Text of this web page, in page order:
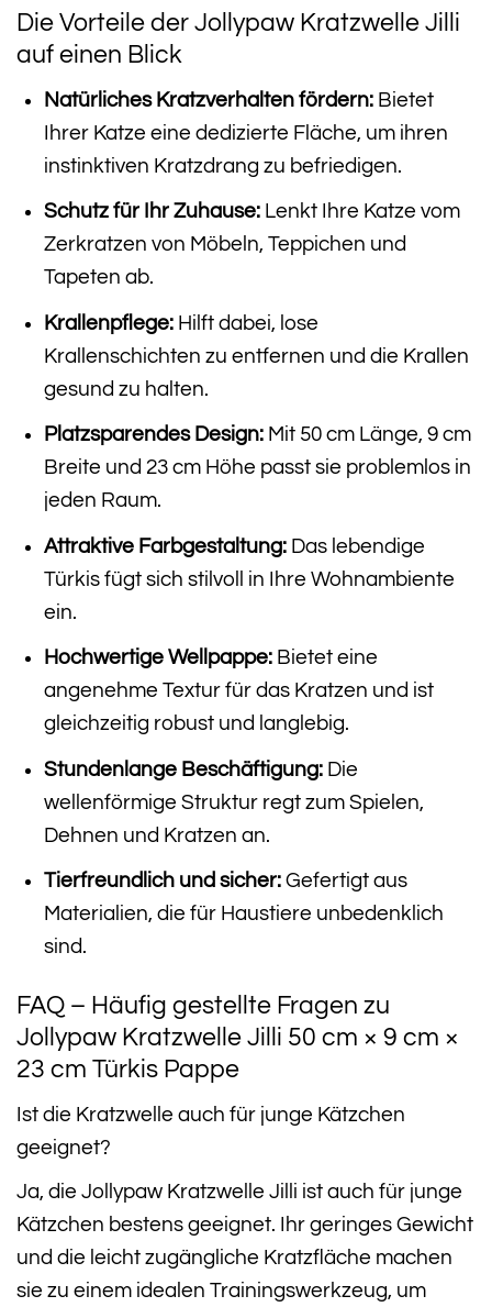
Die Vorteile der Jollypaw Kratzwelle Jilli
auf einen Blick
Natürliches Kratzverhalten fördern:Bietet
Ihrer Katze eine dedizierte Fläche, um ihren
instinktiven Kratzdrang zu befriedigen.
Schutz für Ihr Zuhause:Lenkt Ihre Katze vom
Zerkratzen von Möbeln, Teppichen und
Tapeten ab.
Krallenpflege:Hilft dabei, lose
Krallenschichten zu entfernen und die Krallen
gesund zu halten.
Platzsparendes Design:Mit 50 cm Länge, 9 cm
Breite und 23 cm Höhe passt sie problemlos in
jeden Raum.
Attraktive Farbgestaltung:Das lebendige
Türkis fügt sich stilvoll in Ihre Wohnambiente
ein.
Hochwertige Wellpappe:Bietet eine
angenehme Textur für das Kratzen und ist
gleichzeitig robust und langlebig.
Stundenlange Beschäftigung:Die
wellenförmige Struktur regt zum Spielen,
Dehnen und Kratzen an.
Tierfreundlich und sicher:Gefertigt aus
Materialien, die für Haustiere unbedenklich
sind.
FAQ – Häufig gestellte Fragen zu
Jollypaw Kratzwelle Jilli 50 cm × 9 cm ×
23 cm Türkis Pappe
Ist die Kratzwelle auch für junge Kätzchen
geeignet?
Ja, die Jollypaw Kratzwelle Jilli ist auch für junge
Kätzchen bestens geeignet. Ihr geringes Gewicht
und die leicht zugängliche Kratzfläche machen
sie zu einem idealen Trainingswerkzeug, um